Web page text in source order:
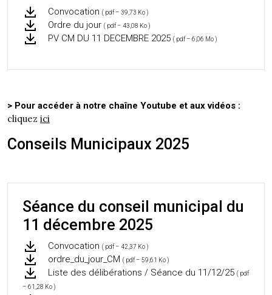
Convocation ( pdf – 39,73 Ko )
Ordre du jour ( pdf – 43,08 Ko )
PV CM DU 11 DECEMBRE 2025 ( pdf – 6,06 Mo )
> Pour accéder à notre chaîne Youtube et aux vidéos :
cliquez ici
Conseils Municipaux 2025
Séance du conseil municipal du
11 décembre 2025
Convocation ( pdf – 42,37 Ko )
ordre_du_jour_CM ( pdf – 59,61 Ko )
Liste des délibérations / Séance du 11/12/25 ( pdf
– 61,28 Ko )